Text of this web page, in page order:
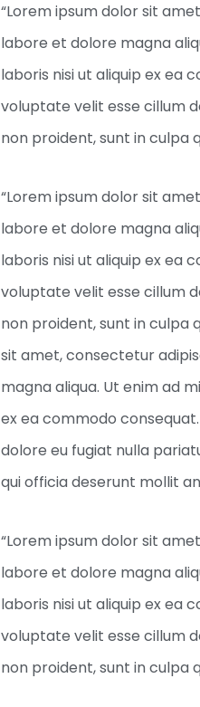
“Lorem ipsum dolor sit
labore et dolore magna
laboris nisi ut aliquip ex ea
voluptate velit esse cillum
non proident, sunt in culpa
“Lorem ipsum dolor sit
labore et dolore magna
laboris nisi ut aliquip ex ea
voluptate velit esse cillum
non proident, sunt in culpa
sit amet, consectetur
magna aliqua. Ut enim ad
ex ea commodo
dolore eu fugiat nulla
qui officia deserunt mollit
“Lorem ipsum dolor sit
labore et dolore magna
laboris nisi ut aliquip ex ea
voluptate velit esse cillum
non proident, sunt in culpa